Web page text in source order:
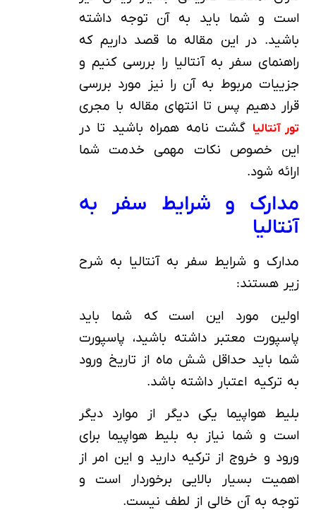
است و شما باید به آن توجه داشته
باشید. در این مقاله ما قصد داریم که
راهنمای سفر به آنتالیا را بررسی کنیم و
جزییات مربوط به آن را نیز مورد بررسی
قرار دهیم پس تا انتهای مقاله با مجری
تور آنتالیا گشت نامه همراه باشید تا در
این خصوص نکات مهمی خدمت شما
ارائه شود.
مدارک و شرایط سفر به
آنتالیا
مدارک و شرایط سفر به آنتالیا به شرح
زیر هستند:
اولین مورد این است که شما باید
پاسپورت معتبر داشته باشید، پاسپورت
شما باید حداقل شش ماه از تاریخ ورود
به ترکیه اعتبار داشته باشد.
بلیط هواپیما یکی دیگر از موارد دیگر
است و شما نیاز به بلیط هواپیما برای
ورود و خروج از ترکیه دارید و این امر از
اهمیت بسیار بالایی برخوردار است و
توجه به آن خالی از لطف نیست.